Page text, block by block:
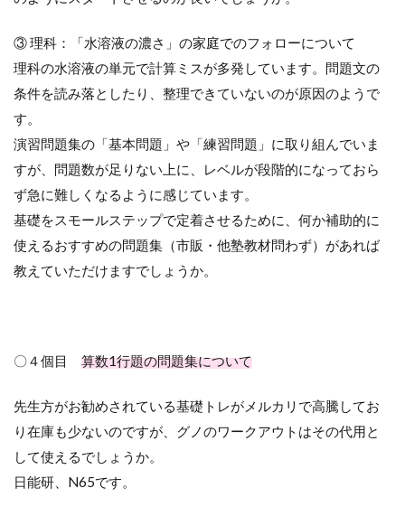
③ 理科：「水溶液の濃さ」の家庭でのフォローについて
理科の水溶液の単元で計算ミスが多発しています。問題文の
条件を読み落としたり、整理できていないのが原因のようで
す。
演習問題集の「基本問題」や「練習問題」に取り組んでいま
すが、問題数が足りない上に、レベルが段階的になっておら
ず急に難しくなるように感じています。
基礎をスモールステップで定着させるために、何か補助的に
使えるおすすめの問題集（市販・他塾教材問わず）があれば
教えていただけますでしょうか。
〇４個目 算数1行題の問題集について
先生方がお勧めされている基礎トレがメルカリで高騰してお
り在庫も少ないのですが、グノのワークアウトはその代用と
して使えるでしょうか。
日能研、N65です。